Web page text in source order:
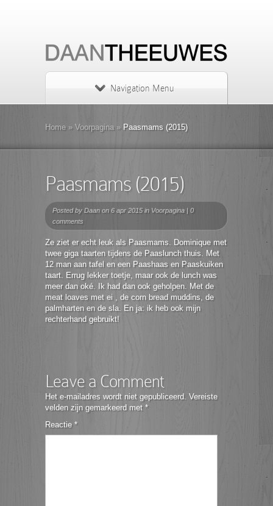
Navigation Menu
Home » Voorpagina » Paasmams (2015)
Paasmams (2015)
Posted by Daan on 6 apr 2015 in Voorpagina | 0
comments
Ze ziet er echt leuk als Paasmams. Dominique met
twee giga taarten tijdens de Paaslunch thuis. Met
12 man aan tafel en een Paashaas en Paaskuiken
taart. Errug lekker toetje, maar ook de lunch was
meer dan oké. Ik had dan ook geholpen. Met de
meat loaves met ei , de corn bread muddins, de
palmharten en de sla. En ja: ik heb ook mijn
rechterhand gebruikt!
Leave a Comment
Het e-mailadres wordt niet gepubliceerd. Vereiste
velden zijn gemarkeerd met *
Reactie *